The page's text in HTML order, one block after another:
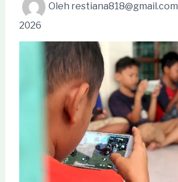
Oleh restiana818@gmail.com
2026